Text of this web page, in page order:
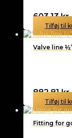
603,13kr.
Tilføj til
Valve line
882,81kr.
Tilføj til
Fitting for